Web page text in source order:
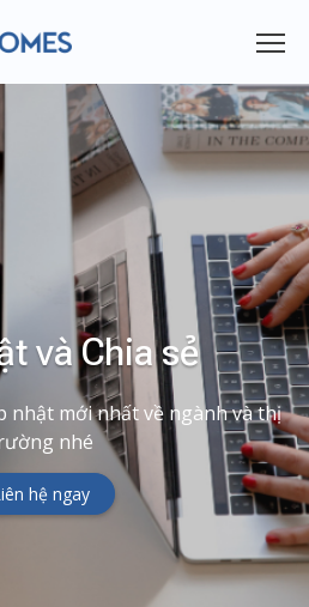
và Chia sẻ
nhật mới nhất về ngành và thị
nhé
hệ ngay